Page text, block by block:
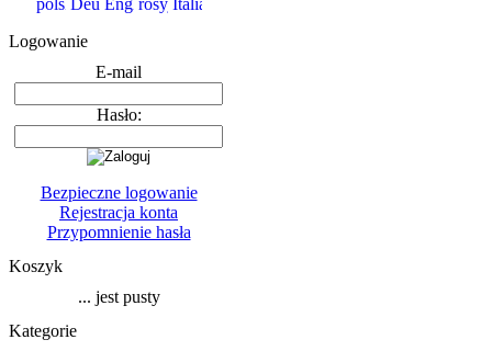
Logowanie
E-mail
Hasło:
Bezpieczne logowanie
Rejestracja konta
Przypomnienie hasła
Koszyk
... jest pusty
Kategorie